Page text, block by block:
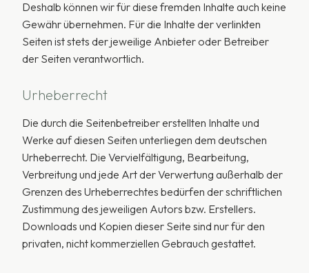
Deshalb können wir für diese fremden Inhalte auch keine
Gewähr übernehmen. Für die Inhalte der verlinkten
Seiten ist stets der jeweilige Anbieter oder Betreiber
der Seiten verantwortlich.
Urheberrecht
Die durch die Seitenbetreiber erstellten Inhalte und
Werke auf diesen Seiten unterliegen dem deutschen
Urheberrecht. Die Vervielfältigung, Bearbeitung,
Verbreitung und jede Art der Verwertung außerhalb der
Grenzen des Urheberrechtes bedürfen der schriftlichen
Zustimmung des jeweiligen Autors bzw. Erstellers.
Downloads und Kopien dieser Seite sind nur für den
privaten, nicht kommerziellen Gebrauch gestattet.